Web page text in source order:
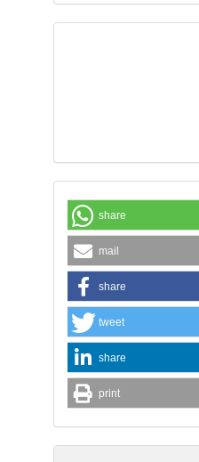
share
mail
share
tweet
share
print